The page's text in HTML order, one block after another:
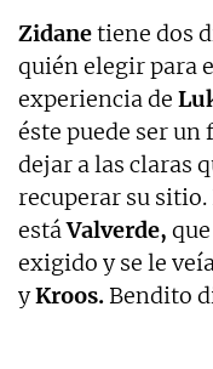
Zidanetiene dos
quién elegir para
experiencia de
éste puede ser
dejar a las claras
recuperar su sitio.
estáValverde,
exigido y se le
yKroos. Bendito